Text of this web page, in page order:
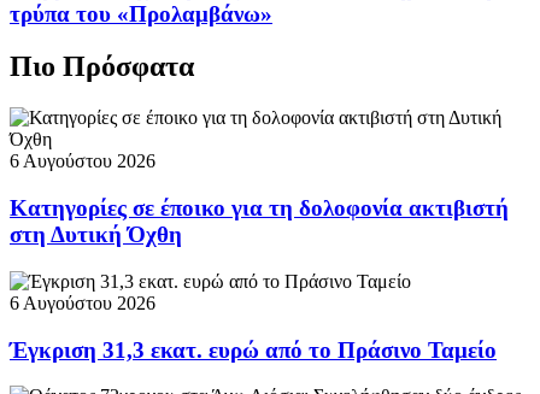
τρύπα του «Προλαμβάνω»
Πιο Πρόσφατα
6 Αυγούστου 2026
Κατηγορίες σε έποικο για τη δολοφονία ακτιβιστή
στη Δυτική Όχθη
6 Αυγούστου 2026
Έγκριση 31,3 εκατ. ευρώ από το Πράσινο Ταμείο